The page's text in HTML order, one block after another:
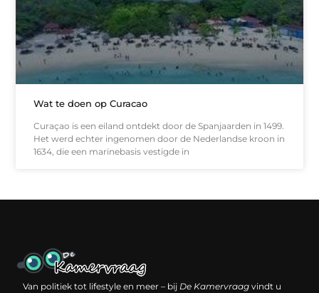
Wat te doen op Curacao
Curaçao is een eiland ontdekt door de Spanjaarden in 1499.
Het werd echter ingenomen door de Nederlandse kroon in
1634, die een marinebasis vestigde in
Van politiek tot lifestyle en meer – bijDe Kamervraag vindt u